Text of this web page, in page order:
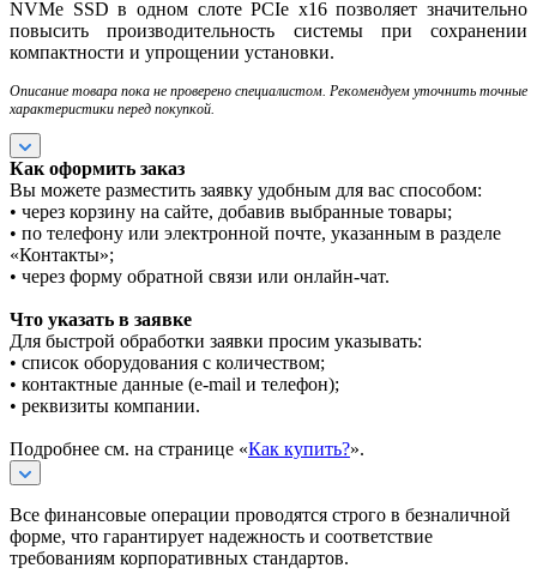
NVMe SSD в одном слоте PCIe x16 позволяет значительно
повысить производительность системы при сохранении
компактности и упрощении установки.
Описание товара пока не проверено специалистом. Рекомендуем уточнить точные
характеристики перед покупкой.
Как оформить заказ
Вы можете разместить заявку удобным для вас способом:
• через корзину на сайте, добавив выбранные товары;
• по телефону или электронной почте, указанным в разделе
«Контакты»;
• через форму обратной связи или онлайн-чат.
Что указать в заявке
Для быстрой обработки заявки просим указывать:
• список оборудования с количеством;
• контактные данные (e-mail и телефон);
• реквизиты компании.
Подробнее см. на странице «Как купить?».
Все финансовые операции проводятся строго в безналичной
форме, что гарантирует надежность и соответствие
требованиям корпоративных стандартов.